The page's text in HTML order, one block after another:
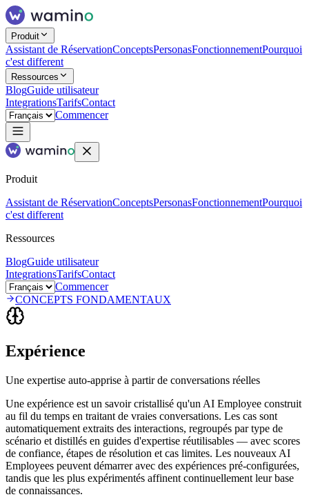
Produit
Assistant de RéservationConceptsPersonasFonctionnementPourquoi
c'est different
Ressources
BlogGuide utilisateur
IntegrationsTarifsContact
Commencer
Produit
Assistant de RéservationConceptsPersonasFonctionnementPourquoi
c'est different
Ressources
BlogGuide utilisateur
IntegrationsTarifsContact
Commencer
CONCEPTS FONDAMENTAUX
Expérience
Une expertise auto-apprise à partir de conversations réelles
Une expérience est un savoir cristallisé qu'un AI Employee construit
au fil du temps en traitant de vraies conversations. Les cas sont
automatiquement extraits des interactions, regroupés par type de
scénario et distillés en guides d'expertise réutilisables — avec scores
de confiance, étapes de résolution et cas limites. Les nouveaux AI
Employees peuvent démarrer avec des expériences pré-configurées,
tandis que les plus expérimentés affinent continuellement leur base
de connaissances.